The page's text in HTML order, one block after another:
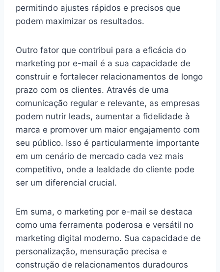
permitindo ajustes rápidos e precisos que
podem maximizar os resultados.
Outro fator que contribui para a eficácia do
marketing por e-mail é a sua capacidade de
construir e fortalecer relacionamentos de longo
prazo com os clientes. Através de uma
comunicação regular e relevante, as empresas
podem nutrir leads, aumentar a fidelidade à
marca e promover um maior engajamento com
seu público. Isso é particularmente importante
em um cenário de mercado cada vez mais
competitivo, onde a lealdade do cliente pode
ser um diferencial crucial.
Em suma, o marketing por e-mail se destaca
como uma ferramenta poderosa e versátil no
marketing digital moderno. Sua capacidade de
personalização, mensuração precisa e
construção de relacionamentos duradouros